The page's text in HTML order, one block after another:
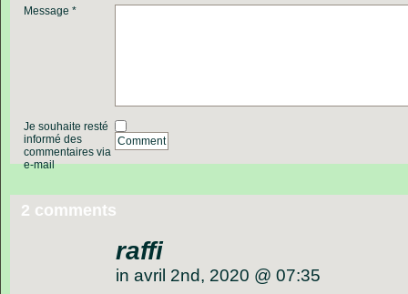
Message *
Je souhaite resté
informé des
commentaires via
e-mail
Comment
2 comments
raffi
in avril 2nd, 2020 @ 07:35